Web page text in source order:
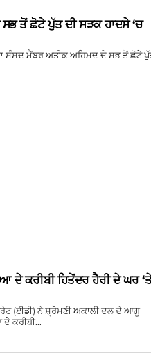
ਤੋਂ ਛੋਟੇ ਪੁੱਤ ਦੀ ਸੜਕ ਹਾਦਸੇ ‘ਚ
ਸੰਸਦ ਮੈਂਬਰ ਅਤੀਕ ਅਹਿਮਦ ਦੇ ਸਭ ਤੋਂ ਛੋਟੇ
ਦੇ ਕਰੀਬੀ ਹਿਤੇਂਦਰ ਹੈਰੀ ਦੇ ਘਰ ‘ਤੇ
(ਈਡੀ) ਨੇ ਸ਼੍ਰੋਮਣੀ ਅਕਾਲੀ ਦਲ ਦੇ ਆਗੂ
ਕਰੀਬੀ...